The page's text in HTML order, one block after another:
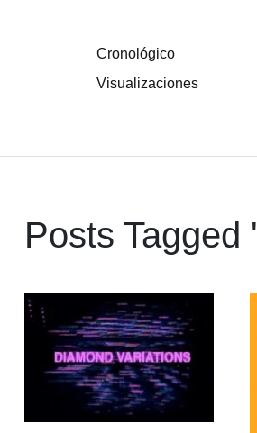
Cronológico
Visualizaciones
Posts Tagged '